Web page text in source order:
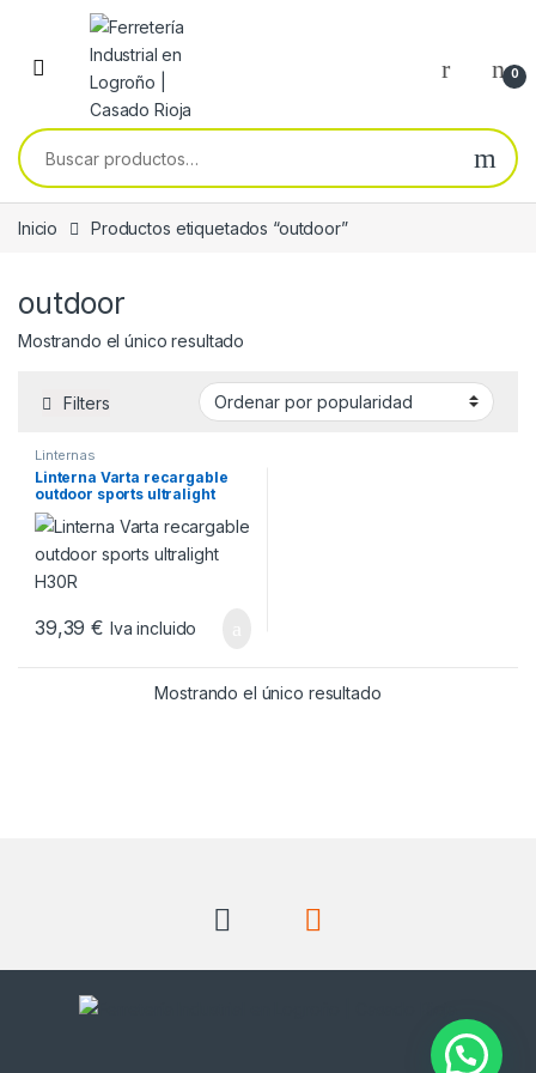
Skip to navigation
Skip to content
0
Buscar por:
Inicio Productos etiquetados “outdoor”
outdoor
Mostrando el único resultado
Filters
Linternas
Linterna Varta recargable
outdoor sports ultralight
H30R
39,39€ Iva incluido
Mostrando el único resultado